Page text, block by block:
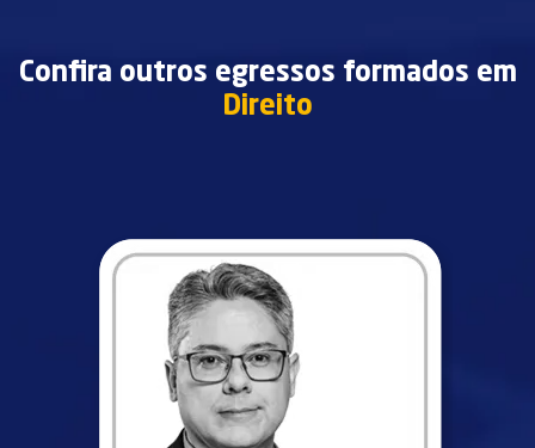
Confira outros egressos formados em
Direito